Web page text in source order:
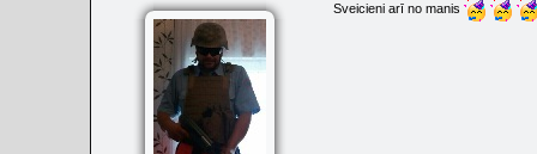
Sveicieni arī no manis